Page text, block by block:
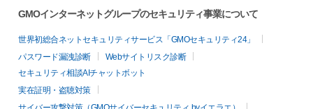
GMOインターネットグループのセキュリティ事業について
世界初総合ネットセキュリティサービス「GMOセキュリティ24」
パスワード漏洩診断
Webサイトリスク診断
セキュリティ相談AIチャットボット
実在証明・盗聴対策